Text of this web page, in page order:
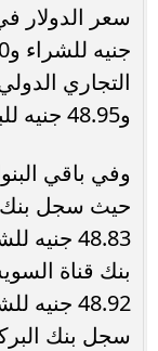
و48.95 جنيه للبيع.
وفي باقي
حيث سجل بنك
بنك قناة